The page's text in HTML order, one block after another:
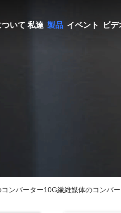
ついて 私達 製品 イベント ビデ
ンバーター10G繊維媒体のコンバ